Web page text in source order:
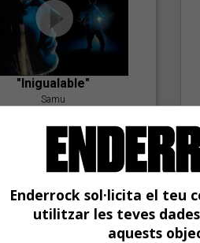
"Inigualable"
Samu
Enderrock sol·licita el teu
utilitzar les teves
aquests